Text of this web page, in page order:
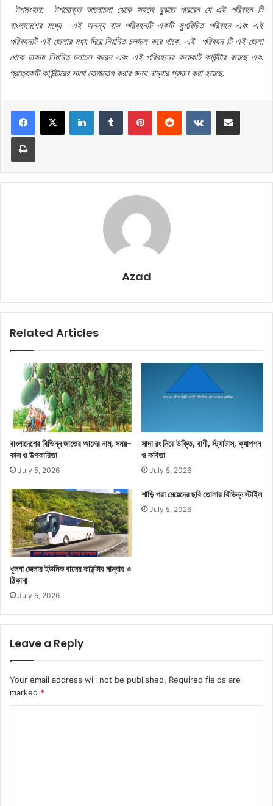
উপসংহার: উপরোক্ত আলোচনা থেকে সহজে বুঝতে পারবেন যে এই পরিবহন টি
বাংলাদেশের মধ্যে এই অনন্য বাস পরিবহনটি একটি সুপরিচিত পরিবহন এবং এই
পরিবহনটি এই জেলার মধ্য দিয়ে নিয়মিত চলাচল করে থাকে. এই পরিবহন টি এই জেলা
থেকে ঢাকায় নিয়মিত চলাচল করেন এবং এই পরিবহনের কয়েকটি কাউন্টার রয়েছে এবং
প্রত্যেকটি কাউন্টারের সাথে যোগাযোগ করার জন্য নাম্বার প্রদান করা হয়েছে.
LinkedInTumblr PinterestReddit VKontakteShare via Email
Print
Azad
Related Articles
বাংলাদেশের বিভিন্ন জাতের আমের নাম, সময়-
কাল ও উপকারিতা
July 5, 2026
সাদা রং নিয়ে উক্তি, বাণী, স্ট্যাটাস, ক্যাপশন
ও কবিতা
July 5, 2026
খুলনা জেলার ইউনিক বাসের কাউন্টার নাম্বার ও
ঠিকানা
July 5, 2026
শাড়ি পরা মেয়েদের ছবি তোলার বিভিন্ন স্টাইল
July 5, 2026
Leave a Reply
Your email address will not be published. Required fields are
marked *